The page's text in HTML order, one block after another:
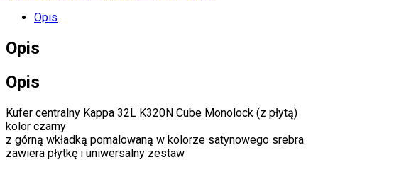
Opis
Opis
Opis
Kufer centralny Kappa 32L K320N Cube Monolock (z płytą)
kolor czarny
z górną wkładką pomalowaną w kolorze satynowego srebra
zawiera płytkę i uniwersalny zestaw